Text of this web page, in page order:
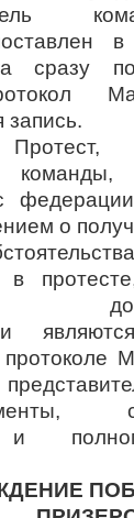
в
сразу
запись.
о
в
и